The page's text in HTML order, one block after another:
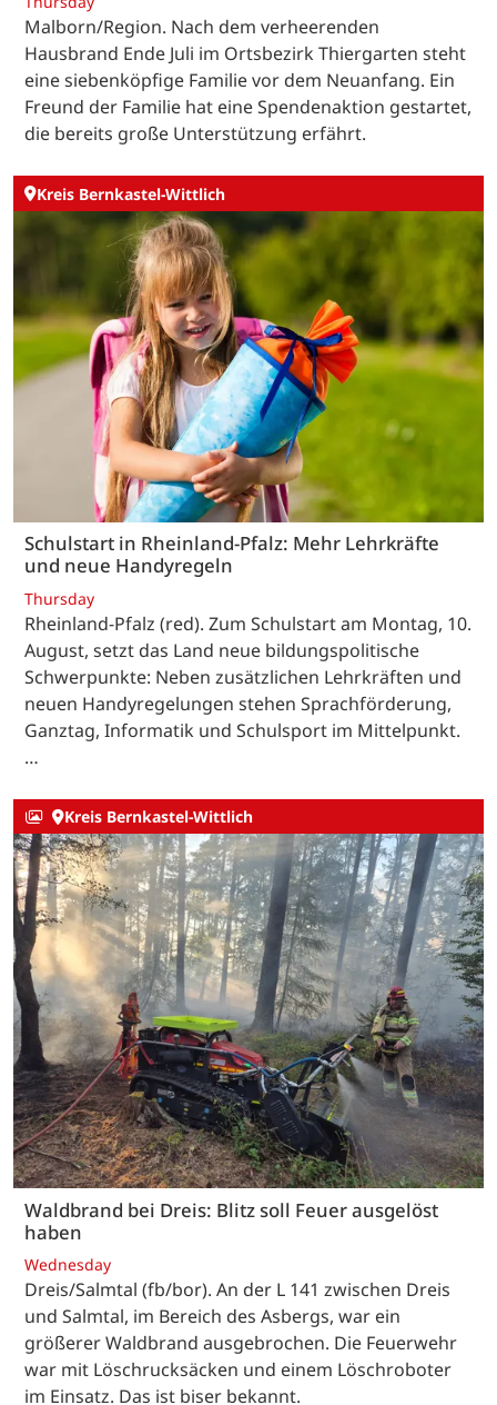
Malborn/Region. Nach dem verheerenden
Hausbrand Ende Juli im Ortsbezirk Thiergarten steht
eine siebenköpfige Familie vor dem Neuanfang. Ein
Freund der Familie hat eine Spendenaktion gestartet,
die bereits große Unterstützung erfährt.
Kreis Bernkastel-Wittlich
Schulstart in Rheinland-Pfalz: Mehr Lehrkräfte
und neue Handyregeln
Thursday
Rheinland-Pfalz (red). Zum Schulstart am Montag, 10.
August, setzt das Land neue bildungspolitische
Schwerpunkte: Neben zusätzlichen Lehrkräften und
neuen Handyregelungen stehen Sprachförderung,
Ganztag, Informatik und Schulsport im Mittelpunkt.
…
Kreis Bernkastel-Wittlich
Waldbrand bei Dreis: Blitz soll Feuer ausgelöst
haben
Wednesday
Dreis/Salmtal (fb/bor). An der L 141 zwischen Dreis
und Salmtal, im Bereich des Asbergs, war ein
größerer Waldbrand ausgebrochen. Die Feuerwehr
war mit Löschrucksäcken und einem Löschroboter
im Einsatz. Das ist biser bekannt.